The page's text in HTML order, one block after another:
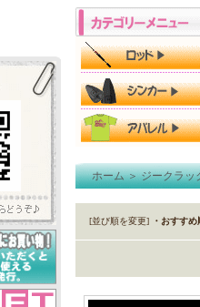
ホーム＞ジークラッ
[並び順を変更] ・おすすめ